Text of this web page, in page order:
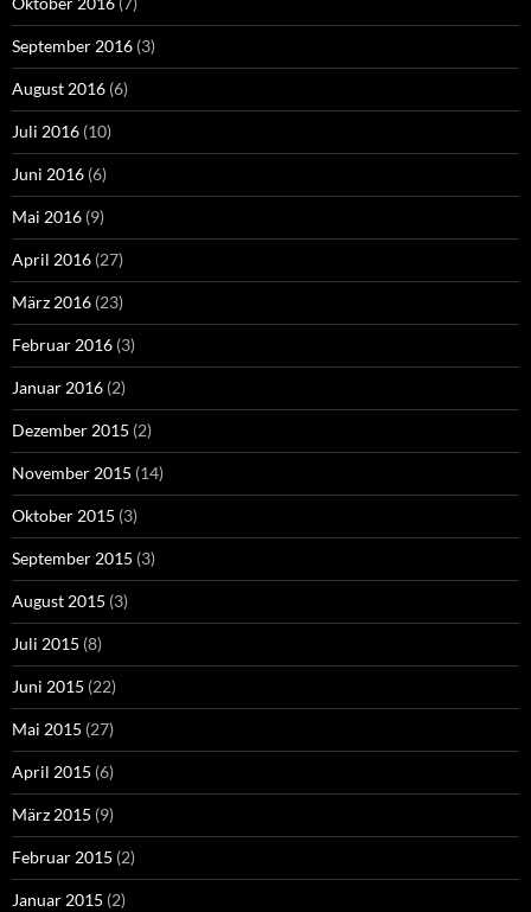
September 2016 (3)
August 2016 (6)
Juli 2016 (10)
Juni 2016 (6)
Mai 2016 (9)
April 2016 (27)
März 2016 (23)
Februar 2016 (3)
Januar 2016 (2)
Dezember 2015 (2)
November 2015 (14)
Oktober 2015 (3)
September 2015 (3)
August 2015 (3)
Juli 2015 (8)
Juni 2015 (22)
Mai 2015 (27)
April 2015 (6)
März 2015 (9)
Februar 2015 (2)
Januar 2015 (2)